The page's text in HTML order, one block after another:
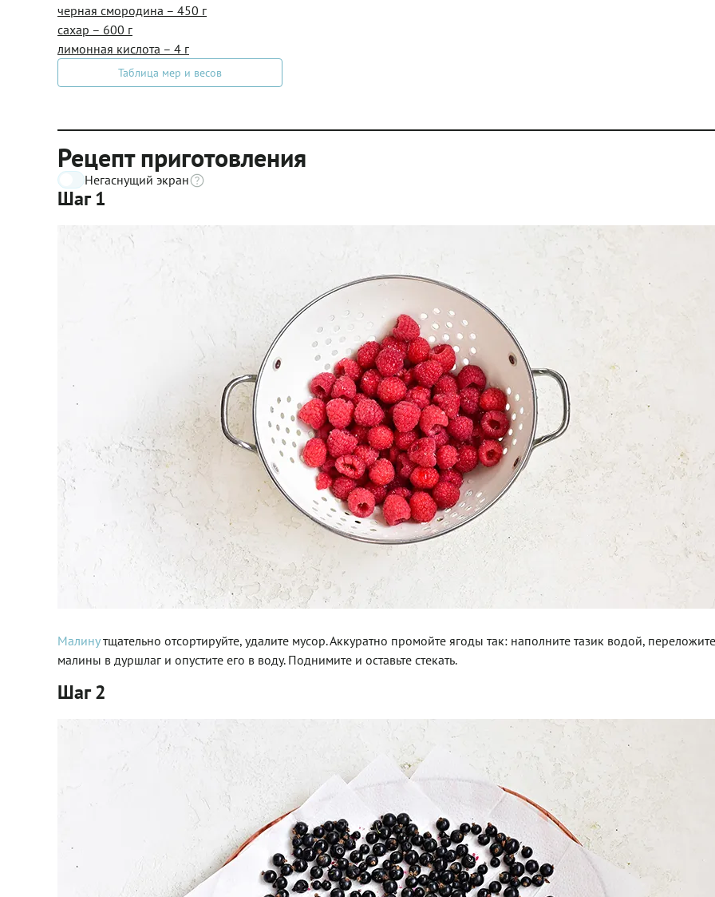
черная смородина – 450 г
сахар – 600 г
лимонная кислота – 4 г
Таблица мер и весов
Рецепт приготовления
Негаснущий экран
Шаг 1
Малинутщательно отсортируйте, удалите мусор. Аккуратно промойте ягоды так: наполните тазик водой,
малины в дуршлаг и опустите его в воду. Поднимите и оставьте стекать.
Шаг 2